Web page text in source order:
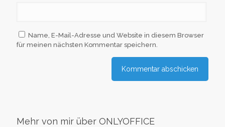
Name, E-Mail-Adresse und Website in diesem Browser
für meinen nächsten Kommentar speichern.
Mehr von mir über ONLYOFFICE